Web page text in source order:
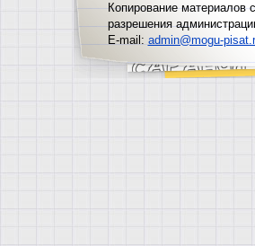
Копирование материалов
разрешения
E-mail: admin@mogu-